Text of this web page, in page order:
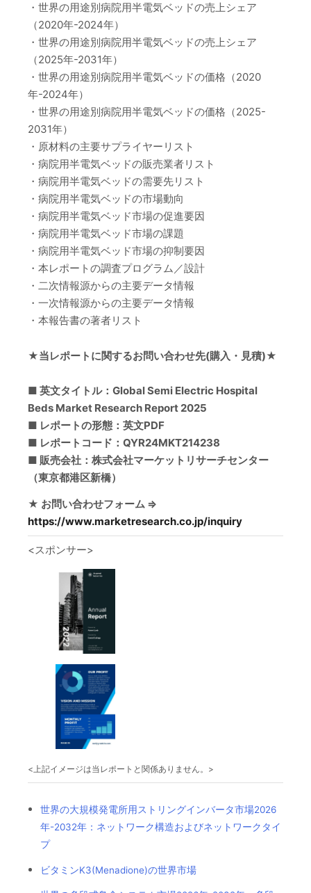
・世界の用途別病院用半電気ベッドの売上シェア
（2020年-2024年）
・世界の用途別病院用半電気ベッドの売上シェア
（2025年-2031年）
・世界の用途別病院用半電気ベッドの価格（2020
年-2024年）
・世界の用途別病院用半電気ベッドの価格（2025-
2031年）
・原材料の主要サプライヤーリスト
・病院用半電気ベッドの販売業者リスト
・病院用半電気ベッドの需要先リスト
・病院用半電気ベッドの市場動向
・病院用半電気ベッド市場の促進要因
・病院用半電気ベッド市場の課題
・病院用半電気ベッド市場の抑制要因
・本レポートの調査プログラム／設計
・二次情報源からの主要データ情報
・一次情報源からの主要データ情報
・本報告書の著者リスト
★当レポートに関するお問い合わせ先(購入・見積)★
■ 英文タイトル：Global Semi Electric Hospital
Beds Market Research Report 2025
■ レポートの形態：英文PDF
■ レポートコード：QYR24MKT214238
■ 販売会社：株式会社マーケットリサーチセンター
（東京都港区新橋）
★ お問い合わせフォーム ⇒
https://www.marketresearch.co.jp/inquiry
<スポンサー>
<上記イメージは当レポートと関係ありません。>
世界の大規模発電所用ストリングインバータ市場2026
年-2032年：ネットワーク構造およびネットワークタイ
プ
ビタミンK3(Menadione)の世界市場